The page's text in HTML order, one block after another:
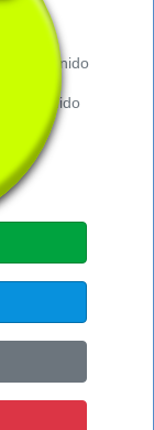
de sonido
de sonido